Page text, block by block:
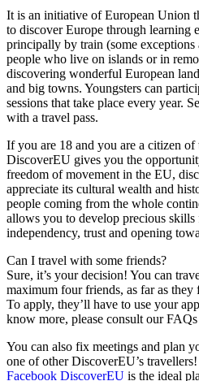
It is an initiative of European Union
to discover Europe through learning
principally by train (some
people who live on islands or in
discovering wonderful European
and big towns. Youngsters can
sessions that take place every year.
with a travel pass.
If you are 18 and you are a citizen
DiscoverEU gives you the
freedom of movement in the EU,
appreciate its cultural wealth and
people coming from the whole
allows you to develop precious
independency, trust and opening
Can I travel with some friends?
Sure, it’s your decision! You can
maximum four friends, as far as
To apply, they’ll have to use your
know more, please consult our
You can also fix meetings and plan
one of other DiscoverEU’s travellers!
Facebook DiscoverEU is the ideal